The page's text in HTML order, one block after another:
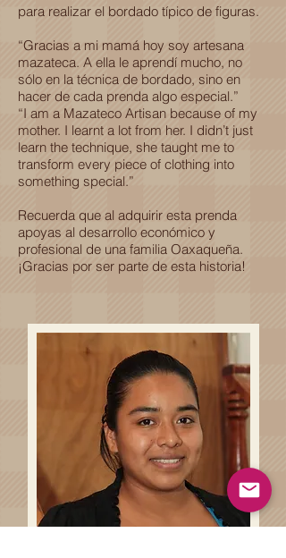
para realizar el bordado típico de figuras.
“Gracias a mi mamá hoy soy artesana
mazateca. A ella le aprendí mucho, no
sólo en la técnica de bordado, sino en
hacer de cada prenda algo especial.”
“I am a Mazateco Artisan because of my
mother. I learnt a lot from her. I didn’t just
learn the technique, she taught me to
transform every piece of clothing into
something special.”
Recuerda que al adquirir esta prenda
apoyas al desarrollo económico y
profesional de una familia Oaxaqueña.
¡Gracias por ser parte de esta historia!